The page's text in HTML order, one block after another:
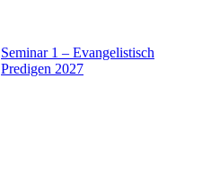
Seminar 1 – Evangelistisch
Predigen 2027